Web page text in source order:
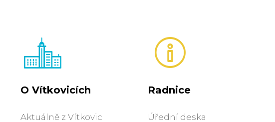
O Vítkovicích
Aktuálně z Vítkovic
Radnice
Úřední deska